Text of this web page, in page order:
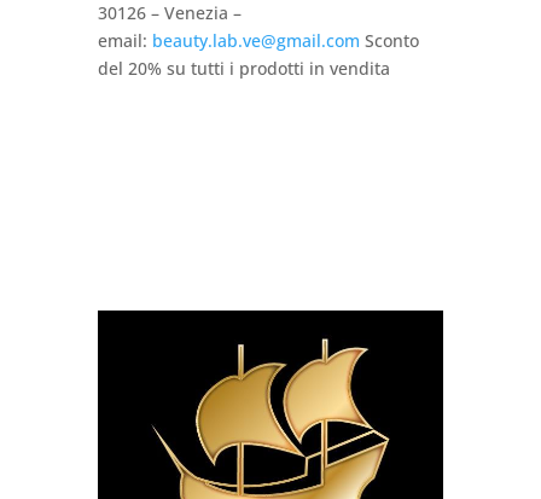
30126 – Venezia –
email: beauty.lab.ve@gmail.com Sconto
del 20% su tutti i prodotti in vendita